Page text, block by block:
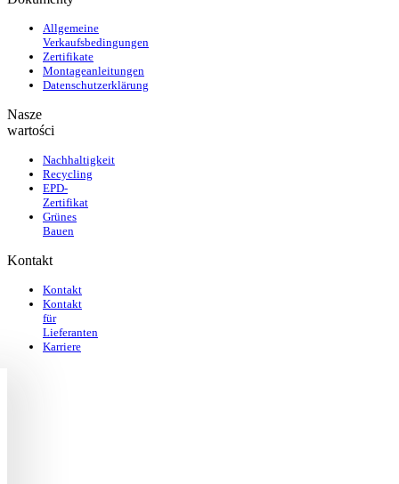
Allgemeine
Verkaufsbedingungen
Zertifikate
Montageanleitungen
Datenschutzerklärung
Nasze
wartości
Nachhaltigkeit
Recycling
EPD-
Zertifikat
Grünes
Bauen
Kontakt
Kontakt
Kontakt
für
Lieferanten
Karriere